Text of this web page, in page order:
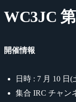
WC3JC
開催情報
日時 : 7 月 10 日(
集合 IRC チャン